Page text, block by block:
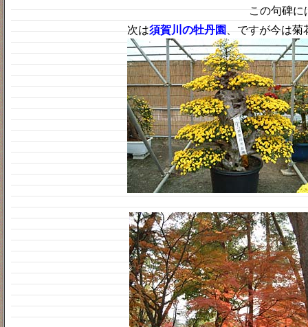
この句碑に
次は須賀川の牡丹園、ですが今は菊